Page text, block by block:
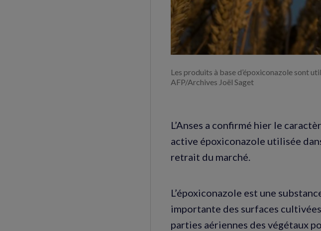
Les produits à base d’époxiconazole sont
AFP/Archives Joël Saget
L’Anses a confirmé hier le
active époxiconazole utilisée
retrait du marché.
L’époxiconazole est une
importante des surfaces
parties aériennes des végétaux